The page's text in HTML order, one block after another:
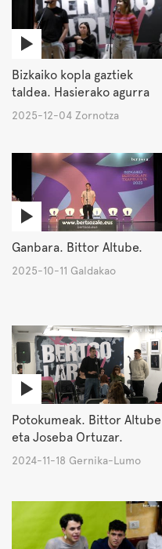
Bizkaiko kopla gaztiek
taldea. Hasierako agurra
2025-12-04 Zornotza
Ganbara. Bittor Altube.
2025-10-11 Galdakao
Potokumeak. Bittor Altube
eta Joseba Ortuzar.
2024-11-18 Gernika-Lumo